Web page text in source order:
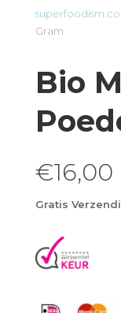
Gram
Bio
€16,00
Gratis